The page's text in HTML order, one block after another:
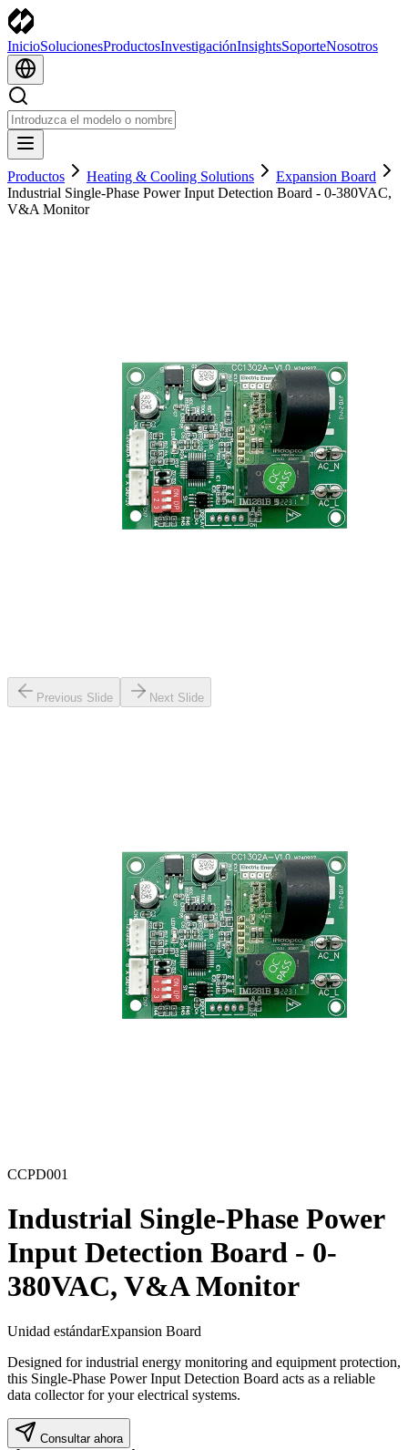
InicioSolucionesProductosInvestigaciónInsightsSoporteNosotros
Productos Heating & Cooling Solutions
Expansion Board
Industrial Single-Phase Power Input Detection Board - 0-380VAC,
V&A Monitor
Previous Slide Next Slide
CCPD001
Industrial Single-Phase Power
Input Detection Board - 0-
380VAC, V&A Monitor
Unidad estándarExpansion Board
Designed for industrial energy monitoring and equipment protection,
this Single-Phase Power Input Detection Board acts as a reliable
data collector for your electrical systems.
Consultar ahora